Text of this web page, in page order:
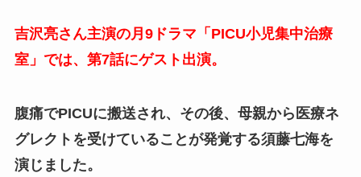
吉沢亮さん主演の月9ドラマ「PICU小児集中治療
室」では、第7話にゲスト出演。
腹痛でPICUに搬送され、その後、母親から医療ネ
グレクトを受けていることが発覚する須藤七海を
演じました。